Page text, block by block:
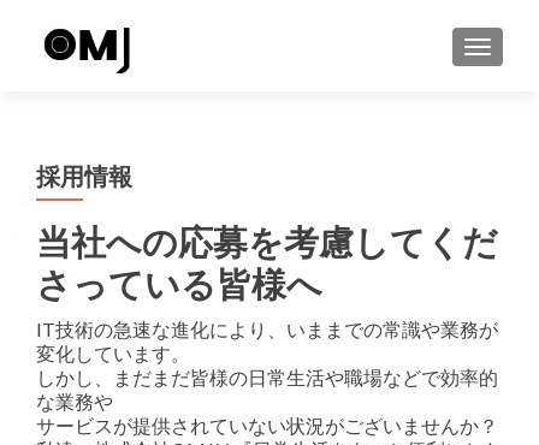
ナビゲ
採用情報
当社への応募を考慮してくだ
さっている皆様へ
IT技術の急速な進化により、いままでの常識や業務が
変化しています。
しかし、まだまだ皆様の日常生活や職場などで効率的
な業務や
サービスが提供されていない状況がございませんか？